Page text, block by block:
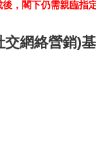
，閣下仍需親臨指
交網絡營銷)